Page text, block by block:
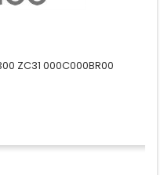
ZC31 000C000BR00